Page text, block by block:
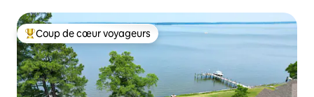
Coups de cœur voyageurs les plus appréciés
Coup de cœur voyageurs